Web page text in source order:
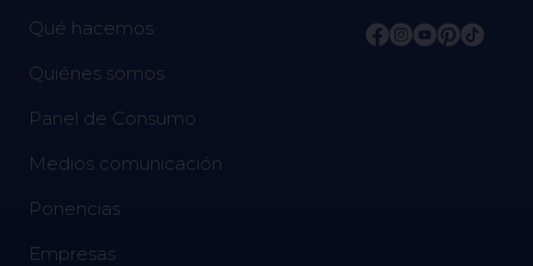
Qué hacemos
Quiénes somos
Panel de Consumo
Medios comunicación
Ponencias
Empresas